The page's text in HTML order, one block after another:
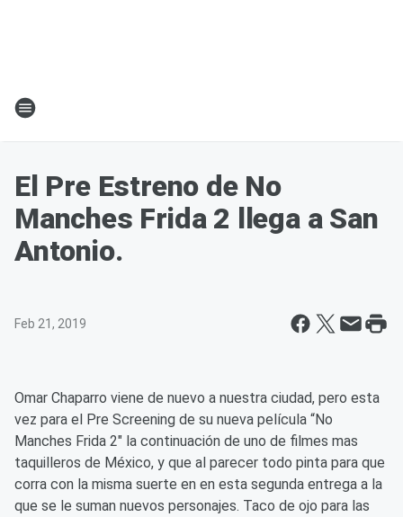
El Pre Estreno de No
Manches Frida 2 llega a San
Antonio.
Feb 21, 2019
Omar Chaparro viene de nuevo a nuestra ciudad, pero esta
vez para el Pre Screening de su nueva película “No
Manches Frida 2" la continuación de uno de filmes mas
taquilleros de México, y que al parecer todo pinta para que
corra con la misma suerte en en esta segunda entrega a la
que se le suman nuevos personajes. Taco de ojo para las